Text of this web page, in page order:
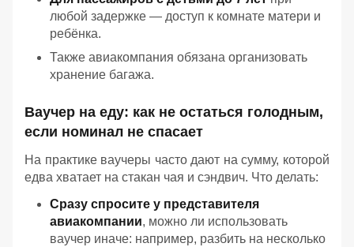
любой задержке — доступ к комнате матери и
ребёнка.
Также авиакомпания обязана организовать
хранение багажа.
Ваучер на еду: как не остаться голодным,
если номинал не спасает
На практике ваучеры часто дают на сумму, которой
едва хватает на стакан чая и сэндвич. Что делать:
Сразу спросите у представителя
авиакомпании, можно ли использовать
ваучер иначе: например, разбить на несколько